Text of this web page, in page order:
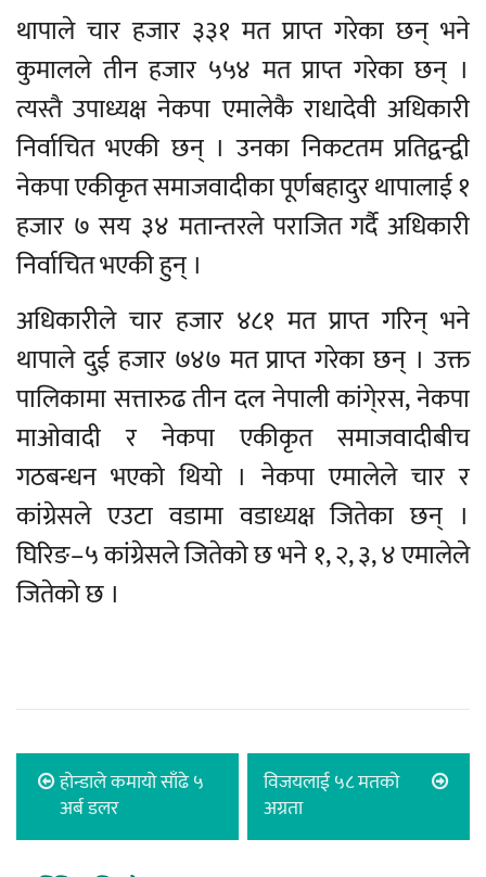
थापाले चार हजार ३३१ मत प्राप्त गरेका छन् भने
कुमालले तीन हजार ५५४ मत प्राप्त गरेका छन् ।
त्यस्तै उपाध्यक्ष नेकपा एमालेकै राधादेवी अधिकारी
निर्वाचित भएकी छन् । उनका निकटतम प्रतिद्वन्द्वी
नेकपा एकीकृत समाजवादीका पूर्णबहादुर थापालाई १
हजार ७ सय ३४ मतान्तरले पराजित गर्दै अधिकारी
निर्वाचित भएकी हुन् ।
अधिकारीले चार हजार ४८१ मत प्राप्त गरिन् भने
थापाले दुई हजार ७४७ मत प्राप्त गरेका छन् । उक्त
पालिकामा सत्तारुढ तीन दल नेपाली कांगे्रस, नेकपा
माओवादी र नेकपा एकीकृत समाजवादीबीच
गठबन्धन भएको थियो । नेकपा एमालेले चार र
कांग्रेसले एउटा वडामा वडाध्यक्ष जितेका छन् ।
घिरिङ–५ कांग्रेसले जितेको छ भने १, २, ३, ४ एमालेले
जितेको छ ।
होन्डाले कमायो साँढे ५
अर्ब डलर
विजयलाई ५८ मतको
अग्रता